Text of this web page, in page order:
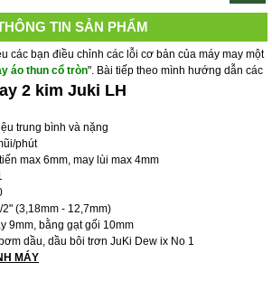
TIN SẢN PHẨM
các bạn điều chỉnh các lỗi cơ bản của máy may một
áo thun cổ tròn". Bài tiếp theo mình hướng dẫn các
2 kim Juki LH
trung bình và nặng
phút
max 6mm, may lùi max 4mm
(3,18mm - 12,7mm)
9mm, bằng gạt gối 10mm
dầu, dầu bôi trơn JuKi Dew ix No 1
MÁY